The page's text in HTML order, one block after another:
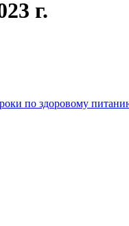
г.
по здоровому